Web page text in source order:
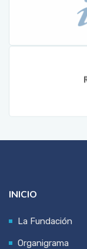
INICIO
La Fundación
Organigrama